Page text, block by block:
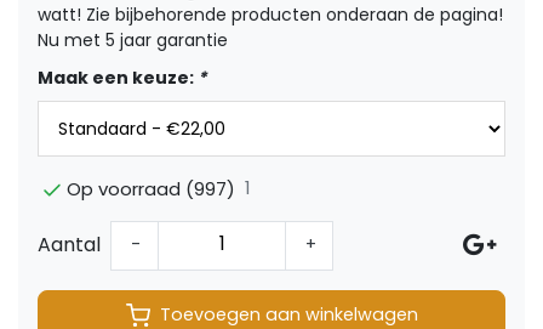
watt! Zie bijbehorende producten onderaan de pagina!
Nu met 5 jaar garantie
Maak een keuze: *
Op voorraad (997) 1
Aantal - +
Toevoegen aan winkelwagen